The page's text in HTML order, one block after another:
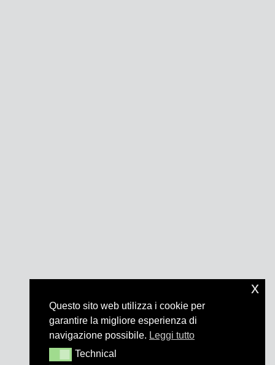
Questo sito web utilizza i cookie per
garantire la migliore esperienza di
navigazione possibile. Leggi tutto
TechnicalTechnical
x